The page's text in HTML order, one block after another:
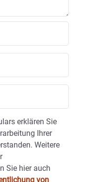
erklären Sie
Ihrer
Weitere
Sie hier auch
von